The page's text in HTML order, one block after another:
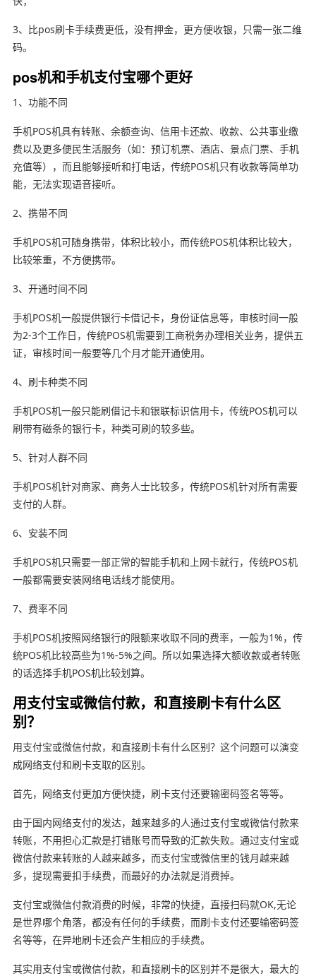
3、比pos刷卡手续费更低，没有押金，更方便收银，只需一张二维
码。
pos机和手机支付宝哪个更好
1、功能不同
手机POS机具有转账、余额查询、信用卡还款、收款、公共事业缴
费以及更多便民生活服务（如：预订机票、酒店、景点门票、手机
充值等），而且能够接听和打电话，传统POS机只有收款等简单功
能，无法实现语音接听。
2、携带不同
手机POS机可随身携带，体积比较小，而传统POS机体积比较大，
比较笨重，不方便携带。
3、开通时间不同
手机POS机一般提供银行卡借记卡，身份证信息等，审核时间一般
为2-3个工作日，传统POS机需要到工商税务办理相关业务，提供五
证，审核时间一般要等几个月才能开通使用。
4、刷卡种类不同
手机POS机一般只能刷借记卡和银联标识信用卡，传统POS机可以
刷带有磁条的银行卡，种类可刷的较多些。
5、针对人群不同
手机POS机针对商家、商务人士比较多，传统POS机针对所有需要
支付的人群。
6、安装不同
手机POS机只需要一部正常的智能手机和上网卡就行，传统POS机
一般都需要安装网络电话线才能使用。
7、费率不同
手机POS机按照网络银行的限额来收取不同的费率，一般为1%，传
统POS机比较高些为1%-5%之间。所以如果选择大额收款或者转账
的话选择手机POS机比较划算。
用支付宝或微信付款，和直接刷卡有什么区
别？
用支付宝或微信付款，和直接刷卡有什么区别？这个问题可以演变
成网络支付和刷卡支取的区别。
首先，网络支付更加方便快捷，刷卡支付还要输密码签名等等。
由于国内网络支付的发达，越来越多的人通过支付宝或微信付款来
转账，不用担心汇款是打错账号而导致的汇款失败。通过支付宝或
微信付款来转账的人越来越多，而支付宝或微信里的钱月越来越
多，提现需要扣手续费，而最好的办法就是消费掉。
支付宝或微信付款消费的时候，非常的快捷，直接扫码就OK,无论
是世界哪个角落，都没有任何的手续费，而刷卡支付还要输密码签
名等等，在异地刷卡还会产生相应的手续费。
其实用支付宝或微信付款，和直接刷卡的区别并不是很大，最大的